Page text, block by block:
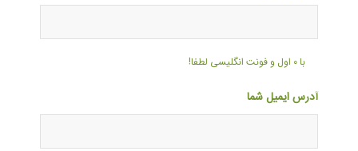
با ۰ اول و فونت انگلیسی لطفا!
آدرس ایمیل شما